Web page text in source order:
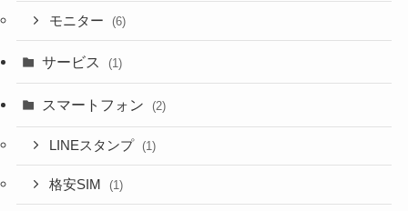
モニター (6)
サービス (1)
スマートフォン (2)
LINEスタンプ (1)
格安SIM (1)